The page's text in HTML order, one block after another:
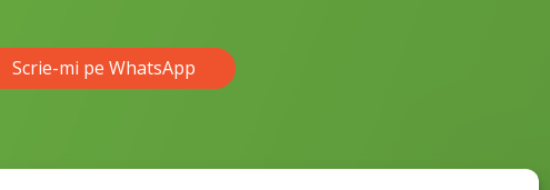
Scrie-mi pe WhatsApp